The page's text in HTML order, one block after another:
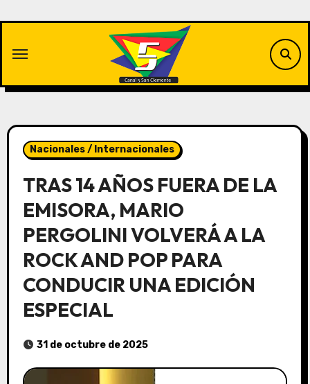
contenido
Nacionales / Internacionales
TRAS 14 AÑOS FUERA DE LA
EMISORA, MARIO
PERGOLINI VOLVERÁ A LA
ROCK AND POP PARA
CONDUCIR UNA EDICIÓN
ESPECIAL
31 de octubre de 2025